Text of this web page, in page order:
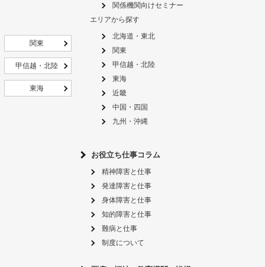
関東
甲信越・北陸
東海
関係機関向けセミナー
エリアから探す
北海道・東北
関東
甲信越・北陸
東海
近畿
中国・四国
九州・沖縄
お役立ち仕事コラム
精神障害と仕事
発達障害と仕事
身体障害と仕事
知的障害と仕事
難病と仕事
制度について